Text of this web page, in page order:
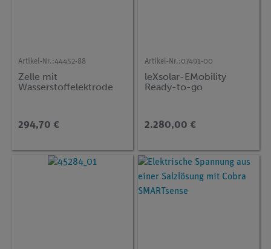
Artikel-Nr.:44452-88
Zelle mit
Wasserstoffelektrode
294,70 €
Artikel-Nr.:07491-00
leXsolar-EMobility
Ready-to-go
2.280,00 €